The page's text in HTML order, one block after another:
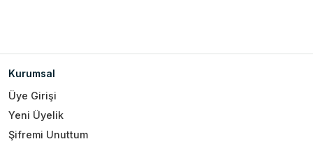
Kurumsal
Üye Girişi
Yeni Üyelik
Şifremi Unuttum